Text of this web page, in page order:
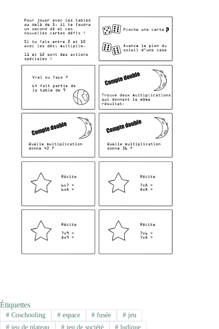
Étiquettes
#Coschooling #espace # fusée # jeu
#jeu de plateau #jeu de société # ludique